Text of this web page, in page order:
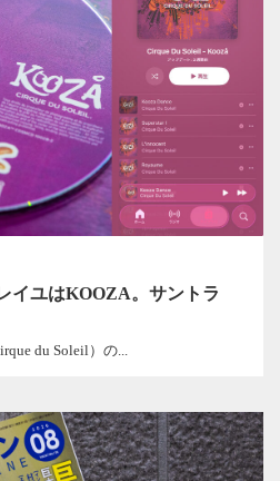
イユはKOOZA。サントラ
du Soleil）の...